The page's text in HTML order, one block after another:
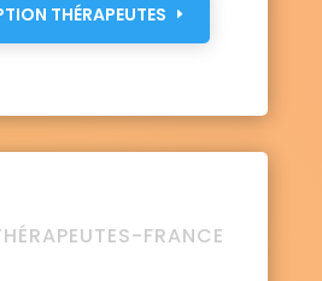
THÉRAPEUTES
FRANCE